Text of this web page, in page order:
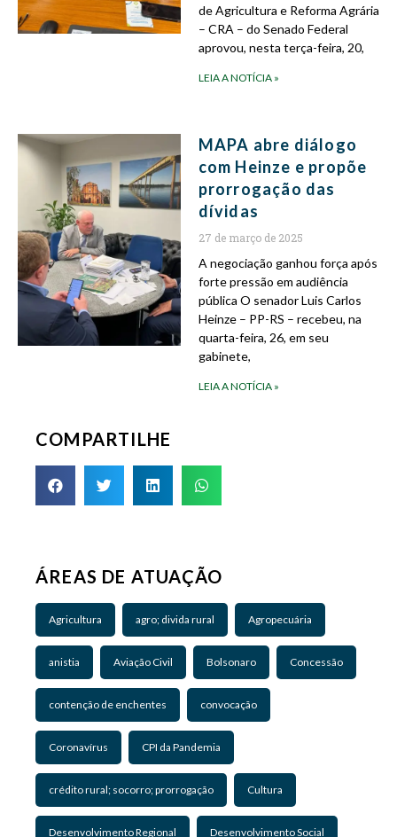
de Agricultura e Reforma Agrária
– CRA – do Senado Federal
aprovou, nesta terça-feira, 20,
LEIA A NOTÍCIA »
MAPA abre diálogo
com Heinze e propõe
prorrogação das
dívidas
27 de março de 2025
A negociação ganhou força após
forte pressão em audiência
pública O senador Luis Carlos
Heinze – PP-RS – recebeu, na
quarta-feira, 26, em seu
gabinete,
LEIA A NOTÍCIA »
COMPARTILHE
ÁREAS DE ATUAÇÃO
Agricultura agro; divida rural Agropecuária
anistia Aviação Civil Bolsonaro Concessão
contenção de enchentes convocação
Coronavírus CPI da Pandemia
crédito rural; socorro; prorrogação Cultura
Desenvolvimento Regional Desenvolvimento Social